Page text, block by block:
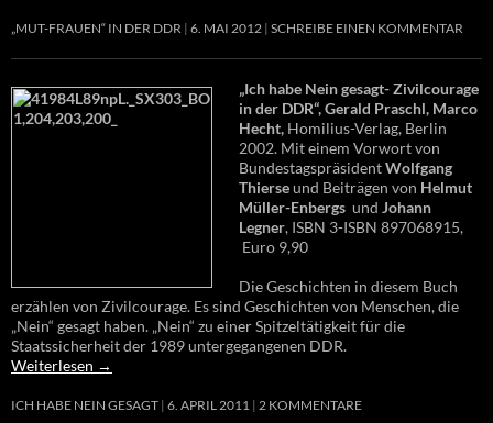
„MUT-FRAUEN“ IN DER DDR 6. MAI 2012 SCHREIBE EINEN KOMMENTAR
„Ich habe Nein gesagt- Zivilcourage
in der DDR“, Gerald Praschl, Marco
Hecht, Homilius-Verlag, Berlin
2002. Mit einem Vorwort von
BundestagspräsidentWolfgang
Thierseund Beiträgen von Helmut
Müller-Enbergs und Johann
Legner, ISBN 3-ISBN 897068915,
Euro 9,90
Die Geschichten in diesem Buch
erzählen von Zivilcourage. Es sind Geschichten von Menschen, die
„Nein“ gesagt haben. „Nein“ zu einer Spitzeltätigkeit für die
Staatssicherheit der 1989 untergegangenen DDR.
Weiterlesen →
ICH HABE NEIN GESAGT 6. APRIL 2011 2 KOMMENTARE